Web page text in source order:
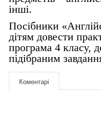
інші.
Посібники
дітям довести
програма 4 класу,
підібраним
Коментарі